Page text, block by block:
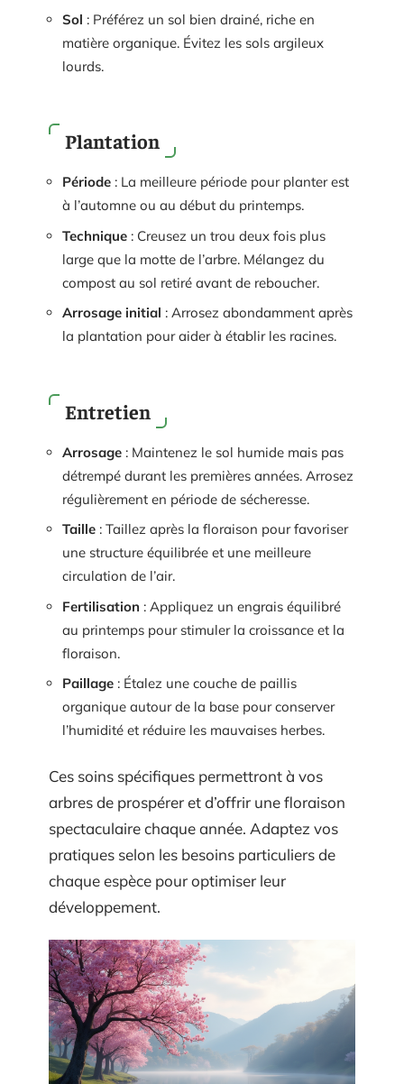
Sol : Préférez un sol bien drainé, riche en
matière organique. Évitez les sols argileux
lourds.
Plantation
Période : La meilleure période pour planter est
à l’automne ou au début du printemps.
Technique : Creusez un trou deux fois plus
large que la motte de l’arbre. Mélangez du
compost au sol retiré avant de reboucher.
Arrosage initial : Arrosez abondamment après
la plantation pour aider à établir les racines.
Entretien
Arrosage : Maintenez le sol humide mais pas
détrempé durant les premières années. Arrosez
régulièrement en période de sécheresse.
Taille : Taillez après la floraison pour favoriser
une structure équilibrée et une meilleure
circulation de l’air.
Fertilisation : Appliquez un engrais équilibré
au printemps pour stimuler la croissance et la
floraison.
Paillage : Étalez une couche de paillis
organique autour de la base pour conserver
l’humidité et réduire les mauvaises herbes.
Ces soins spécifiques permettront à vos
arbres de prospérer et d’offrir une floraison
spectaculaire chaque année. Adaptez vos
pratiques selon les besoins particuliers de
chaque espèce pour optimiser leur
développement.